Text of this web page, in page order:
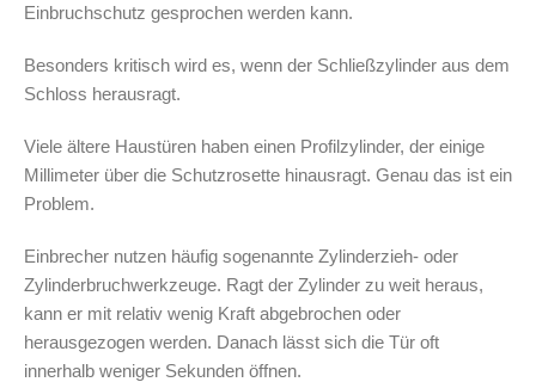
Einbruchschutz gesprochen werden kann.
Besonders kritisch wird es, wenn der Schließzylinder aus dem
Schloss herausragt.
Viele ältere Haustüren haben einen Profilzylinder, der einige
Millimeter über die Schutzrosette hinausragt. Genau das ist ein
Problem.
Einbrecher nutzen häufig sogenannte Zylinderzieh- oder
Zylinderbruchwerkzeuge. Ragt der Zylinder zu weit heraus,
kann er mit relativ wenig Kraft abgebrochen oder
herausgezogen werden. Danach lässt sich die Tür oft
innerhalb weniger Sekunden öffnen.